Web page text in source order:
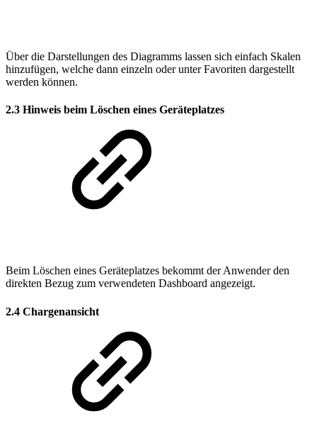
Über die Darstellungen des Diagramms lassen sich einfach Skalen
hinzufügen, welche dann einzeln oder unter Favoriten dargestellt
werden können.
2.3 Hinweis beim Löschen eines Geräteplatzes
Beim Löschen eines Geräteplatzes bekommt der Anwender den
direkten Bezug zum verwendeten Dashboard angezeigt.
2.4 Chargenansicht